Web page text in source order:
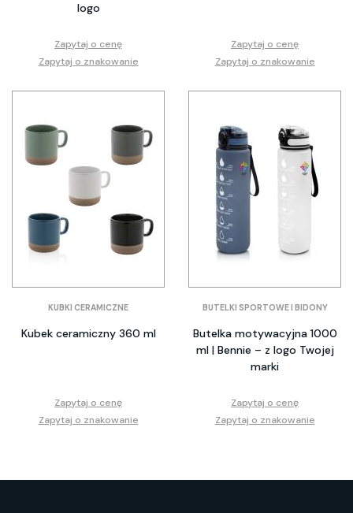
logo
Zapytaj o cenę
Zapytaj o znakowanie
Zapytaj o cenę
Zapytaj o znakowanie
KUBKI CERAMICZNE
Kubek ceramiczny 360 ml
Zapytaj o cenę
Zapytaj o znakowanie
BUTELKI SPORTOWE I BIDONY
Butelka motywacyjna 1000
ml | Bennie – z logo Twojej
marki
Zapytaj o cenę
Zapytaj o znakowanie